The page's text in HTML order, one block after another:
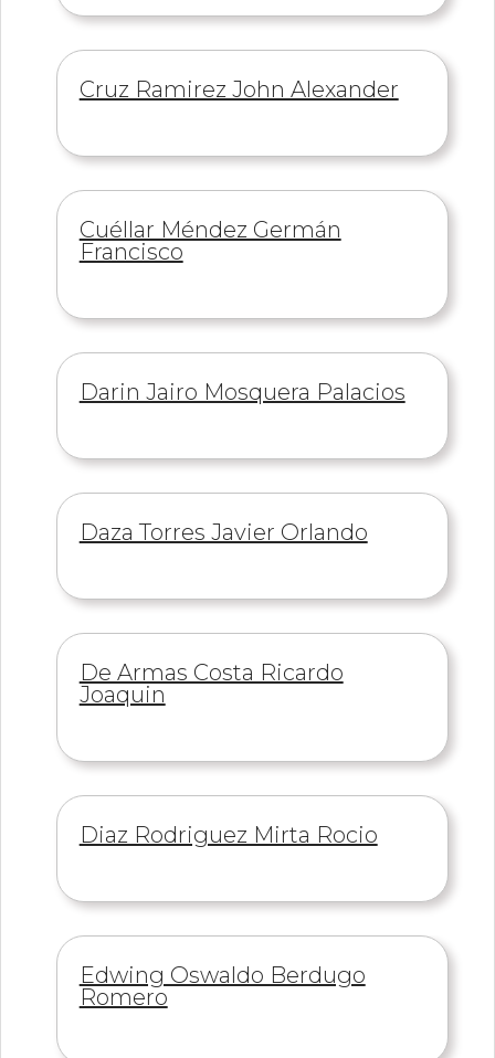
Información
Cruz Ramirez John Alexander
Información
de
Cuéllar Méndez Germán
Francisco
Información
Darin Jairo Mosquera Palacios
Información
Daza Torres Javier Orlando
Información
de
De Armas Costa Ricardo
Joaquin
Información
Diaz Rodriguez Mirta Rocio
Información
de
Edwing Oswaldo Berdugo
Romero